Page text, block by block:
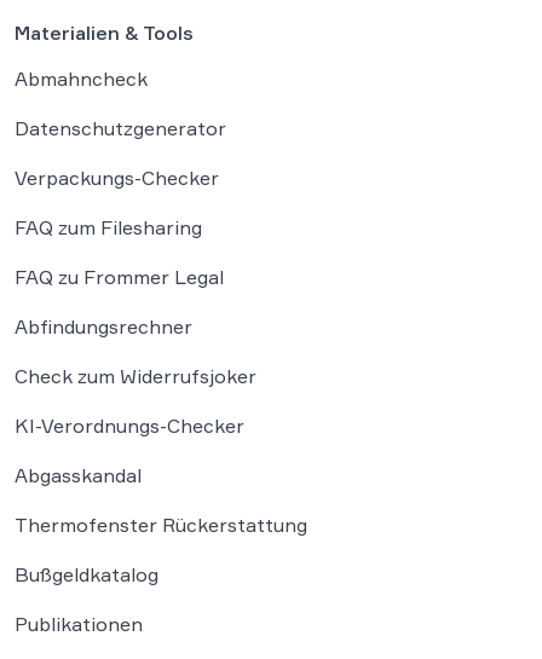
Materialien & Tools
Abmahncheck
Datenschutzgenerator
Verpackungs-Checker
FAQ zum Filesharing
FAQ zu Frommer Legal
Abfindungsrechner
Check zum Widerrufsjoker
KI-Verordnungs-Checker
Abgasskandal
Thermofenster Rückerstattung
Bußgeldkatalog
Publikationen